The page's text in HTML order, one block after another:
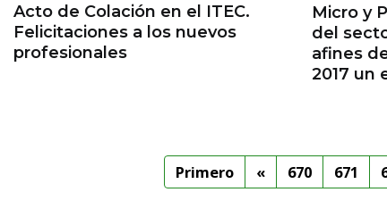
Acto de Colación en el ITEC.
Felicitaciones a los nuevos
profesionales
Micro y
del
afines
2017 un
Primero « 670 671